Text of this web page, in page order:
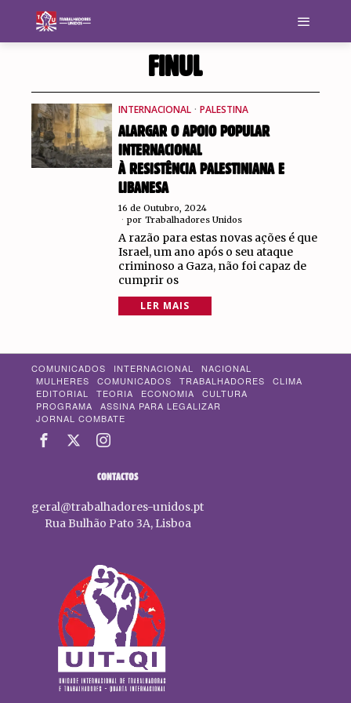
FINUL
INTERNACIONAL · PALESTINA
ALARGAR O APOIO POPULAR
INTERNACIONAL
À RESISTÊNCIA PALESTINIANA E
LIBANESA
16 de Outubro, 2024
por Trabalhadores Unidos
A razão para estas novas ações é que
Israel, um ano após o seu ataque
criminoso a Gaza, não foi capaz de
cumprir os
LER MAIS
COMUNICADOS INTERNACIONAL
NACIONAL
MULHERES
COMUNICADOS TRABALHADORES
CLIMA
EDITORIAL
TEORIA ECONOMIA
CULTURA
PROGRAMA
ASSINA PARA LEGALIZAR
JORNAL COMBATE
CONTACTOS
geral@trabalhadores-unidos.pt
Rua Bulhão Pato 3A, Lisboa